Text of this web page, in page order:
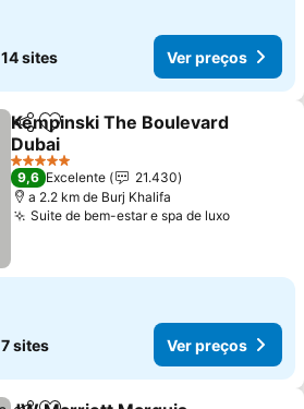
14 sites Ver preços
PartilharAdicionar aos favoritos
Kempinski The Boulevard
Dubai
5 Estrelas
9,6 Excelente
21.430
a 2.2 km de Burj Khalifa
Suite de bem-estar e spa de luxo
7 sites Ver preços